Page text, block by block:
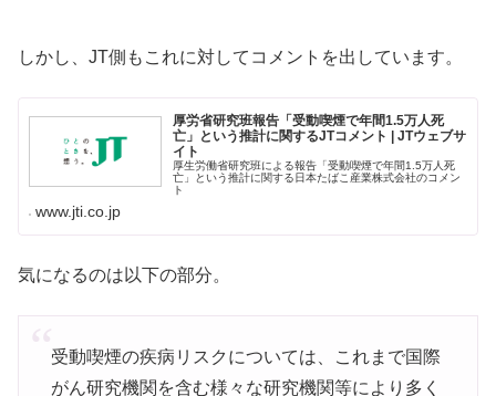
しかし、JT側もこれに対してコメントを出しています。
厚労省研究班報告「受動喫煙で年間1.5万人死
亡」という推計に関するJTコメント | JTウェブサ
イト
厚生労働省研究班による報告「受動喫煙で年間1.5万人死
亡」という推計に関する日本たばこ産業株式会社のコメン
ト
www.jti.co.jp
気になるのは以下の部分。
受動喫煙の疾病リスクについては、これまで国際
がん研究機関を含む様々な研究機関等により多く